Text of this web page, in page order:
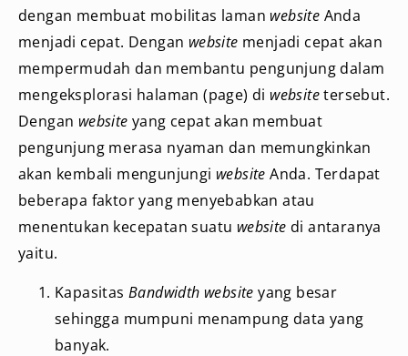
dengan membuat mobilitas laman website Anda
menjadi cepat. Dengan website menjadi cepat akan
mempermudah dan membantu pengunjung dalam
mengeksplorasi halaman (page) di websitetersebut.
Dengan websiteyang cepat akan membuat
pengunjung merasa nyaman dan memungkinkan
akan kembali mengunjungi websiteAnda. Terdapat
beberapa faktor yang menyebabkan atau
menentukan kecepatan suatu websitedi antaranya
yaitu.
Kapasitas Bandwidth websiteyang besar
sehingga mumpuni menampung data yang
banyak.